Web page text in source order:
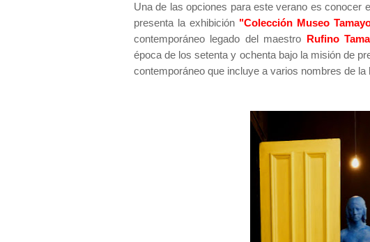
Una de las opciones para este verano es conocer
presenta la exhibición "Colección Museo
contemporáneo legado del maestro Rufino
época de los setenta y ochenta bajo la misión de
contemporáneo que incluye a varios nombres de la